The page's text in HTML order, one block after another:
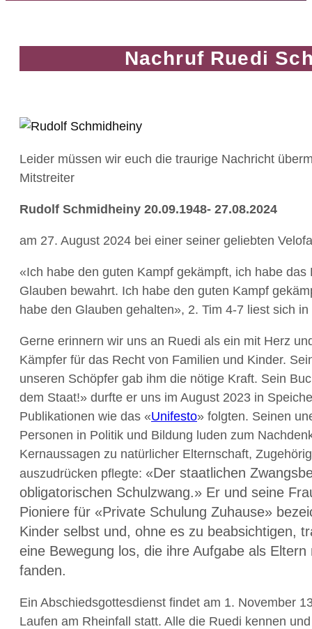
Nachruf Ruedi
Leider müssen wir euch die traurige Nachricht
Mitstreiter
Rudolf Schmidheiny 20.09.1948- 27.08.2024
am 27. August 2024 bei einer seiner geliebten
«Ich habe den guten Kampf gekämpft, ich habe
Glauben bewahrt. Ich habe den guten Kampf
habe den Glauben gehalten», 2. Tim 4-7 liest sich
Gerne erinnern wir uns an Ruedi als ein mit Herz
Kämpfer für das Recht von Familien und Kinder.
unseren Schöpfer gab ihm die nötige Kraft. Sein
dem Staat!» durfte er uns im August 2023 in
Publikationen wie das «Unifesto» folgten. Seinen
Personen in Politik und Bildung luden zum
Kernaussagen zu natürlicher Elternschaft,
auszudrücken pﬂegte: «Der staatlichen
obligatorischen Schulzwang.» Er und seine
Pioniere für «Private Schulung Zuhause»
Kinder selbst und, ohne es zu beabsichtigen,
eine Bewegung los, die ihre Aufgabe als
fanden.
Ein Abschiedsgottesdienst ﬁndet am 1. November
Laufen am Rheinfall statt. Alle die Ruedi kennen